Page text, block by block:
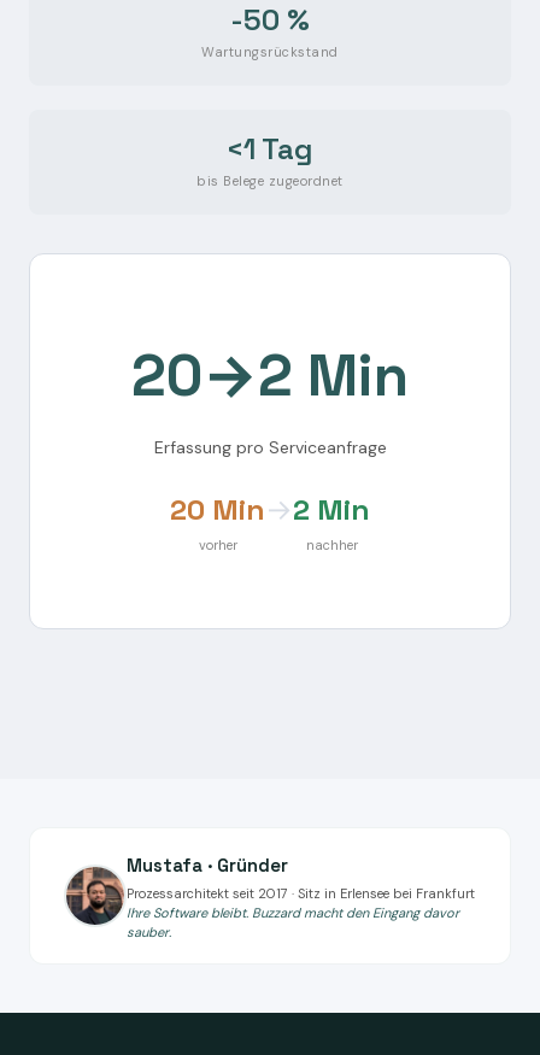
-50 %
Wartungsrückstand
<1 Tag
bis Belege zugeordnet
20→2 Min
Erfassung pro Serviceanfrage
20 Min
vorher
→2 Min
nachher
Mustafa · Gründer
Prozessarchitekt seit 2017 · Sitz in Erlensee bei Frankfurt
Ihre Software bleibt. Buzzard macht den Eingang davor
sauber.